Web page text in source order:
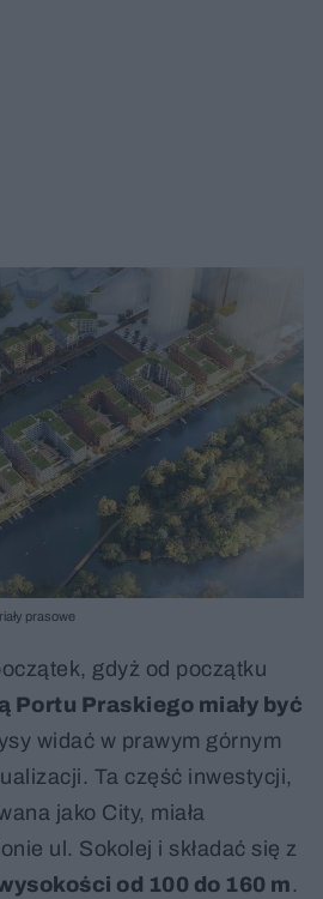
prasowe
gdyż od początku
Portu Praskiego miały być
widać w prawym górnym
Ta część inwestycji,
jako City, miała
ul. Sokolej i składać się z
od 100 do 160 m .